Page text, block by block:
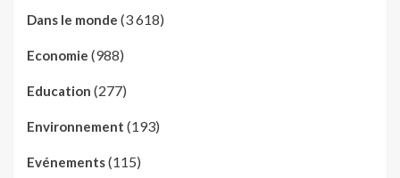
Dans le monde (3 618)
Economie (988)
Education (277)
Environnement (193)
Evénements(115)